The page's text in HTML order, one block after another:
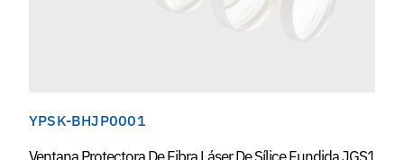
YPSK-BHJP0001
Ventana Protectora De Fibra Láser De Sílice Fundida JGS1